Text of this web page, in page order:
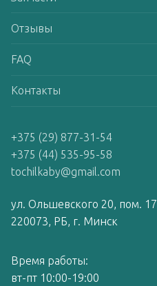
Отзывы
FAQ
Контакты
+375 (29) 877-31-54
+375 (44) 535-95-58
tochilkaby@gmail.com
ул. Ольшевского 20, пом. 17
220073, РБ, г. Минск
Время работы:
вт-пт 10:00-19:00